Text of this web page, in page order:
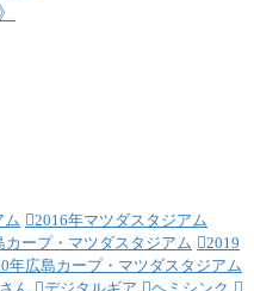
ム
2016年マツダスタジアム
カープ・マツダスタジアム
2019
年広島カープ・マツダスタジアム